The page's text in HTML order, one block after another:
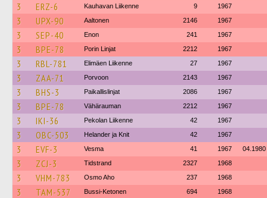
3 ERZ-6 Kauhavan Liikenne 9 1967
3 UPX-90 Aaltonen 2146 1967
3 SEP-40 Enon 241 1967
3 BPE-78 Porin Linjat 2212 1967
3 RBL-781 Elimäen Liikenne 27 1967
3 ZAA-71 Porvoon 2143 1967
3 BHS-3 Paikallislinjat 2086 1967
3 BPE-78 Vähärauman 2212 1967
3 IKI-36 Pekolan Liikenne 42 1967
3 OBC-503 Helander ja Knit 42 1967
3 EVF-3 Vesma 41 1967 04.1980
3 ZCJ-3 Tidstrand 2327 1968
3 VHM-783 Osmo Aho 237 1968
3 TAM-537 Bussi-Ketonen 694 1968